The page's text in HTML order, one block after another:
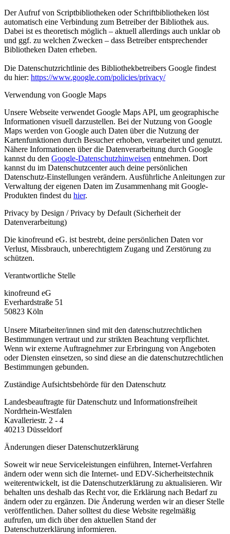
Der Aufruf von Scriptbibliotheken oder Schriftbibliotheken löst
automatisch eine Verbindung zum Betreiber der Bibliothek aus.
Dabei ist es theoretisch möglich – aktuell allerdings auch unklar ob
und ggf. zu welchen Zwecken – dass Betreiber entsprechender
Bibliotheken Daten erheben.
Die Datenschutzrichtlinie des Bibliothekbetreibers Google findest
du hier: https://www.google.com/policies/privacy/
Verwendung von Google Maps
Unsere Webseite verwendet Google Maps API, um geographische
Informationen visuell darzustellen. Bei der Nutzung von Google
Maps werden von Google auch Daten über die Nutzung der
Kartenfunktionen durch Besucher erhoben, verarbeitet und genutzt.
Nähere Informationen über die Datenverarbeitung durch Google
kannst du den Google-Datenschutzhinweisen entnehmen. Dort
kannst du im Datenschutzcenter auch deine persönlichen
Datenschutz-Einstellungen verändern. Ausführliche Anleitungen zur
Verwaltung der eigenen Daten im Zusammenhang mit Google-
Produkten findest du hier.
Privacy by Design / Privacy by Default (Sicherheit der
Datenverarbeitung)
Die kinofreund eG. ist bestrebt, deine persönlichen Daten vor
Verlust, Missbrauch, unberechtigtem Zugang und Zerstörung zu
schützen.
Verantwortliche Stelle
kinofreund eG
Everhardstraße 51
50823 Köln
Unsere Mitarbeiter/innen sind mit den datenschutzrechtlichen
Bestimmungen vertraut und zur strikten Beachtung verpflichtet.
Wenn wir externe Auftragnehmer zur Erbringung von Angeboten
oder Diensten einsetzen, so sind diese an die datenschutzrechtlichen
Bestimmungen gebunden.
Zuständige Aufsichtsbehörde für den Datenschutz
Landesbeauftragte für Datenschutz und Informationsfreiheit
Nordrhein-Westfalen
Kavalleriestr. 2 - 4
40213 Düsseldorf
Änderungen dieser Datenschutzerklärung
Soweit wir neue Serviceleistungen einführen, Internet-Verfahren
ändern oder wenn sich die Internet- und EDV-Sicherheitstechnik
weiterentwickelt, ist die Datenschutzerklärung zu aktualisieren. Wir
behalten uns deshalb das Recht vor, die Erklärung nach Bedarf zu
ändern oder zu ergänzen. Die Änderung werden wir an dieser Stelle
veröffentlichen. Daher solltest du diese Website regelmäßig
aufrufen, um dich über den aktuellen Stand der
Datenschutzerklärung informieren.